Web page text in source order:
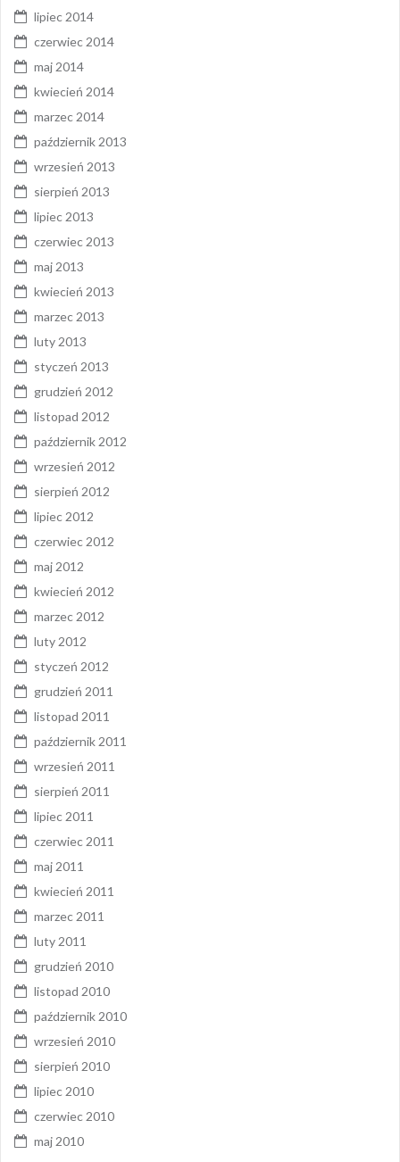
lipiec 2014
czerwiec 2014
maj 2014
kwiecień 2014
marzec 2014
październik 2013
wrzesień 2013
sierpień 2013
lipiec 2013
czerwiec 2013
maj 2013
kwiecień 2013
marzec 2013
luty 2013
styczeń 2013
grudzień 2012
listopad 2012
październik 2012
wrzesień 2012
sierpień 2012
lipiec 2012
czerwiec 2012
maj 2012
kwiecień 2012
marzec 2012
luty 2012
styczeń 2012
grudzień 2011
listopad 2011
październik 2011
wrzesień 2011
sierpień 2011
lipiec 2011
czerwiec 2011
maj 2011
kwiecień 2011
marzec 2011
luty 2011
grudzień 2010
listopad 2010
październik 2010
wrzesień 2010
sierpień 2010
lipiec 2010
czerwiec 2010
maj 2010